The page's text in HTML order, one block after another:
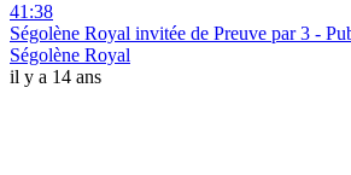
41:38
Ségolène Royal invitée de Preuve par 3 -
Ségolène Royal
il y a 14 ans